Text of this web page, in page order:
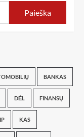
BANKAS
DĖL FINANSŲ
KAS